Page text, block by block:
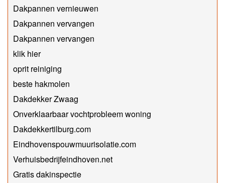
Dakpannen vernieuwen
Dakpannen vervangen
Dakpannen vervangen
klik hier
oprit reiniging
beste hakmolen
Dakdekker Zwaag
Onverklaarbaar vochtprobleem woning
Dakdekkertilburg.com
Eindhovenspouwmuurisolatie.com
Verhuisbedrijfeindhoven.net
Gratis dakinspectie